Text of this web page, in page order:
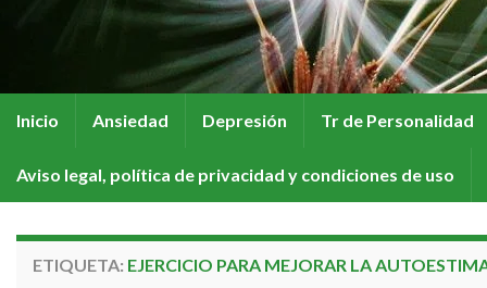
Inicio Ansiedad Depresión Tr de Personalidad
Aviso legal, política de privacidad y condiciones de uso
ETIQUETA: EJERCICIO PARA MEJORAR LA